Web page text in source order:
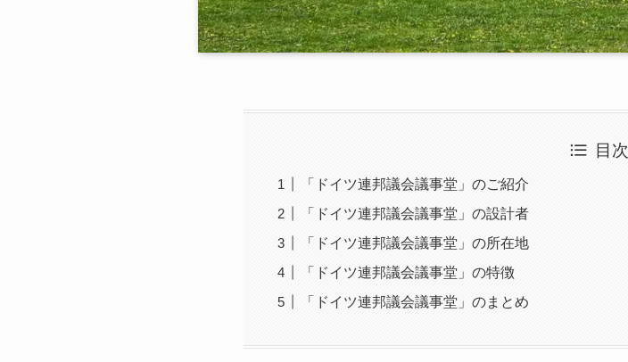
目次
「ドイツ連邦議会議事堂」のご紹介
「ドイツ連邦議会議事堂」の設計者
「ドイツ連邦議会議事堂」の所在地
「ドイツ連邦議会議事堂」の特徴
「ドイツ連邦議会議事堂」のまとめ